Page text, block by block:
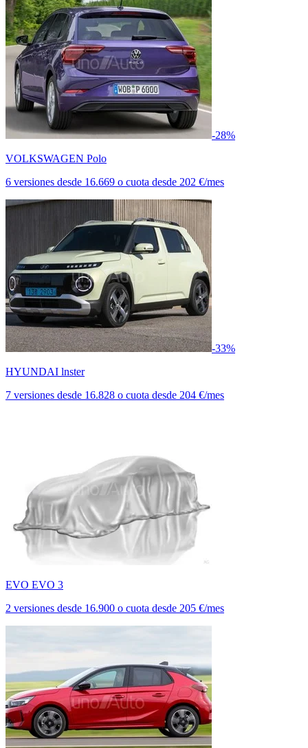
-28%
VOLKSWAGEN Polo
6 versiones desde 16.669 o cuota desde 202 €/mes
-33%
HYUNDAI lnster
7 versiones desde 16.828 o cuota desde 204 €/mes
EVO EVO 3
2 versiones desde 16.900 o cuota desde 205 €/mes